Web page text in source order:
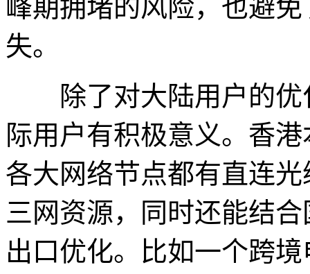
峰期拥堵的风险，也避
失。
除了对大陆用户的优
际用户有积极意义。香
各大网络节点都有直连
三网资源，同时还能结
出口优化。比如一个跨